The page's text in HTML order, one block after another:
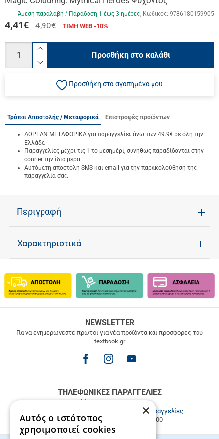
Άμεση παραλαβή / Παράδoση 1 έως 3 ημέρες Κωδικός: 9786180159905
4,41€ 4,90€ ΤΙΜΗ WEB -10%
product.increase.quantity
product.decrease.quantity
Προσθήκη στο καλάθι
Προσθήκη στα αγαπημένα μου
Τρόποι Αποστολής / Μεταφορικά Επιστροφές προϊόντων
ΔΩΡΕΑΝ ΜΕΤΑΦΟΡΙΚΑ για παραγγελίες άνω των 49.9€ σε όλη την
Ελλάδα
Παραγγελίες μέχρι τις 1 το μεσημέρι, συνήθως παραδίδονται στην
courier την ίδια μέρα.
Αυτόματη αποστολή SMS και email για την παρακολούθηση της
παραγγελία σας.
Περιγραφή
Χαρακτηριστικά
ΜΕΤΑΦΟΡΙΚΑ
άνω
NEWSLETTER
Για να ενημερώνεστε πρώτοι για νέα προϊόντα και προσφορές του
textbook.gr
ΤΗΛΕΦΩΝΙΚΕΣ ΠΑΡΑΓΓΕΛΙΕΣ
Καλέστε μας2811217297.
Εξυπηρέτηση πελατών & τηλεφωνικές παραγγελίες.
Δευ. - Παρ. 9:00-17:00, Σάβ. 9:00-15:00
×
Αυτός ο ιστότοπος
χρησιμοποιεί cookies